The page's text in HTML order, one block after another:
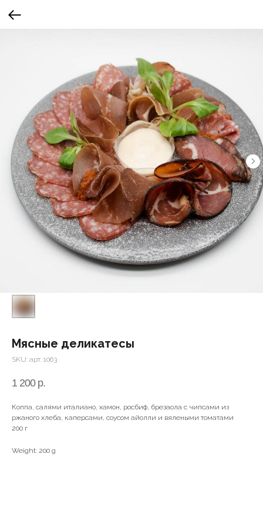
Мясные деликатесы
SKU: арт. 1063
1 200 р.
Коппа, салями италиано, хамон, росбиф, брезаола с чипсами из
ржаного хлеба, каперсами, соусом айолли и вялеными томатами
200 г
Weight: 200 g